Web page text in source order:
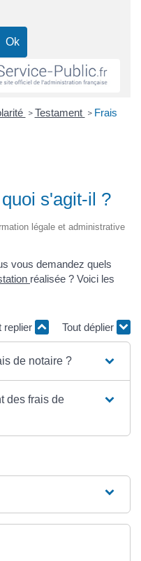
> Testament > Frais
s'agit-il ?
légale et administrative
vous demandez quels
réalisée ? Voici les
replier Tout déplier
de notaire ?
des frais de